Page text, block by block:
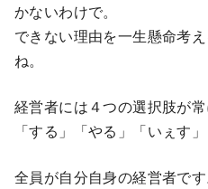
かないわけで。
できない理由を一生懸命考
ね。
経営者には４つの選択肢が常
「する」「やる」「いぇす」
全員が自分自身の経営者で